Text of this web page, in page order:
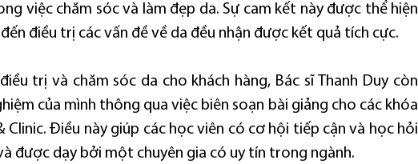
việc chăm sóc và làm đẹp da. Sự cam kết này được thể hiện
điều trị các vấn đề về da đều nhận được kết quả tích cực.
trị và chăm sóc da cho khách hàng, Bác sĩ Thanh Duy còn
của mình thông qua việc biên soạn bài giảng cho các khóa
Clinic. Điều này giúp các học viên có cơ hội tiếp cận và học hỏi
được dạy bởi một chuyên gia có uy tín trong ngành.